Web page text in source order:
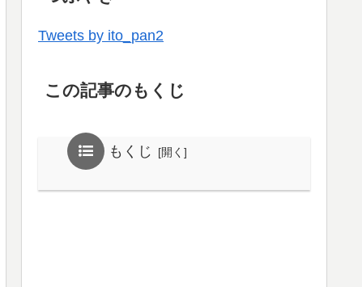
Tweets by ito_pan2
この記事のもくじ
もくじ